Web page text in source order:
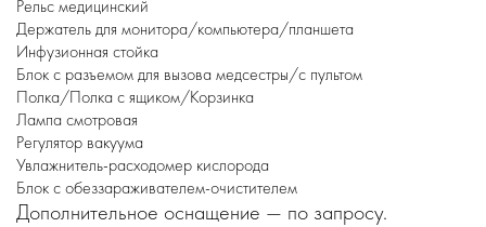
Рельс медицинский
Держатель для монитора/компьютера/планшета
Инфузионная стойка
Блок с разъемом для вызова медсестры/с пультом
Полка/Полка с ящиком/Корзинка
Лампа смотровая
Регулятор вакуума
Увлажнитель-расходомер кислорода
Блок с обеззараживателем-очистителем
Дополнительное оснащение — по запросу.